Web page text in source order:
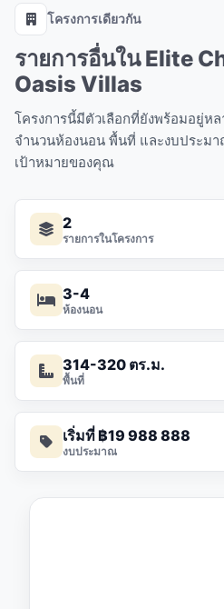
โครงการเดียวกัน
รายการอื่นใน Elite
Oasis Villas
โครงการนี้มีตัวเลือกที่ยังพร้อมอยู่หล
จำนวนห้องนอน พื้นที่ และงบประม
เป้าหมายของคุณ
2
รายการในโครงการ
3-4
ห้องนอน
314-320 ตร.ม.
พื้นที่
เริ่มที่ ฿19 988 888
งบประมาณ